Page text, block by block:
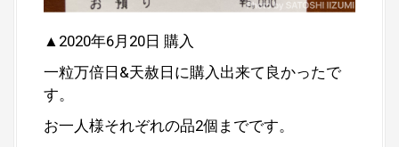
▲2020年6月20日 購入
一粒万倍日&天赦日に購入出来て良かったで
す。
お一人様それぞれの品2個までです。